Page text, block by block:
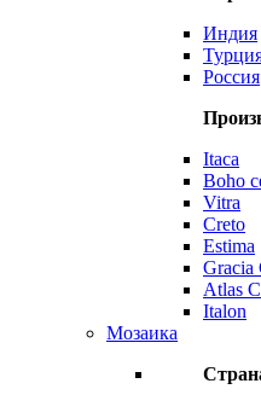
Индия
Россия
Itaca
Boho
Vitra
Creto
Estima
Gracia
Atlas
Italon
Мозаика